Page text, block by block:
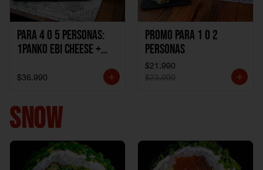
Para 4 o 5 personas:
1Panko Ebi Cheese +
Sake + 1Avocado Beto
1Katzu de Pollo
$36.990
Promo Para 1 o 2
personas
$21.990
$23.990
SNOW